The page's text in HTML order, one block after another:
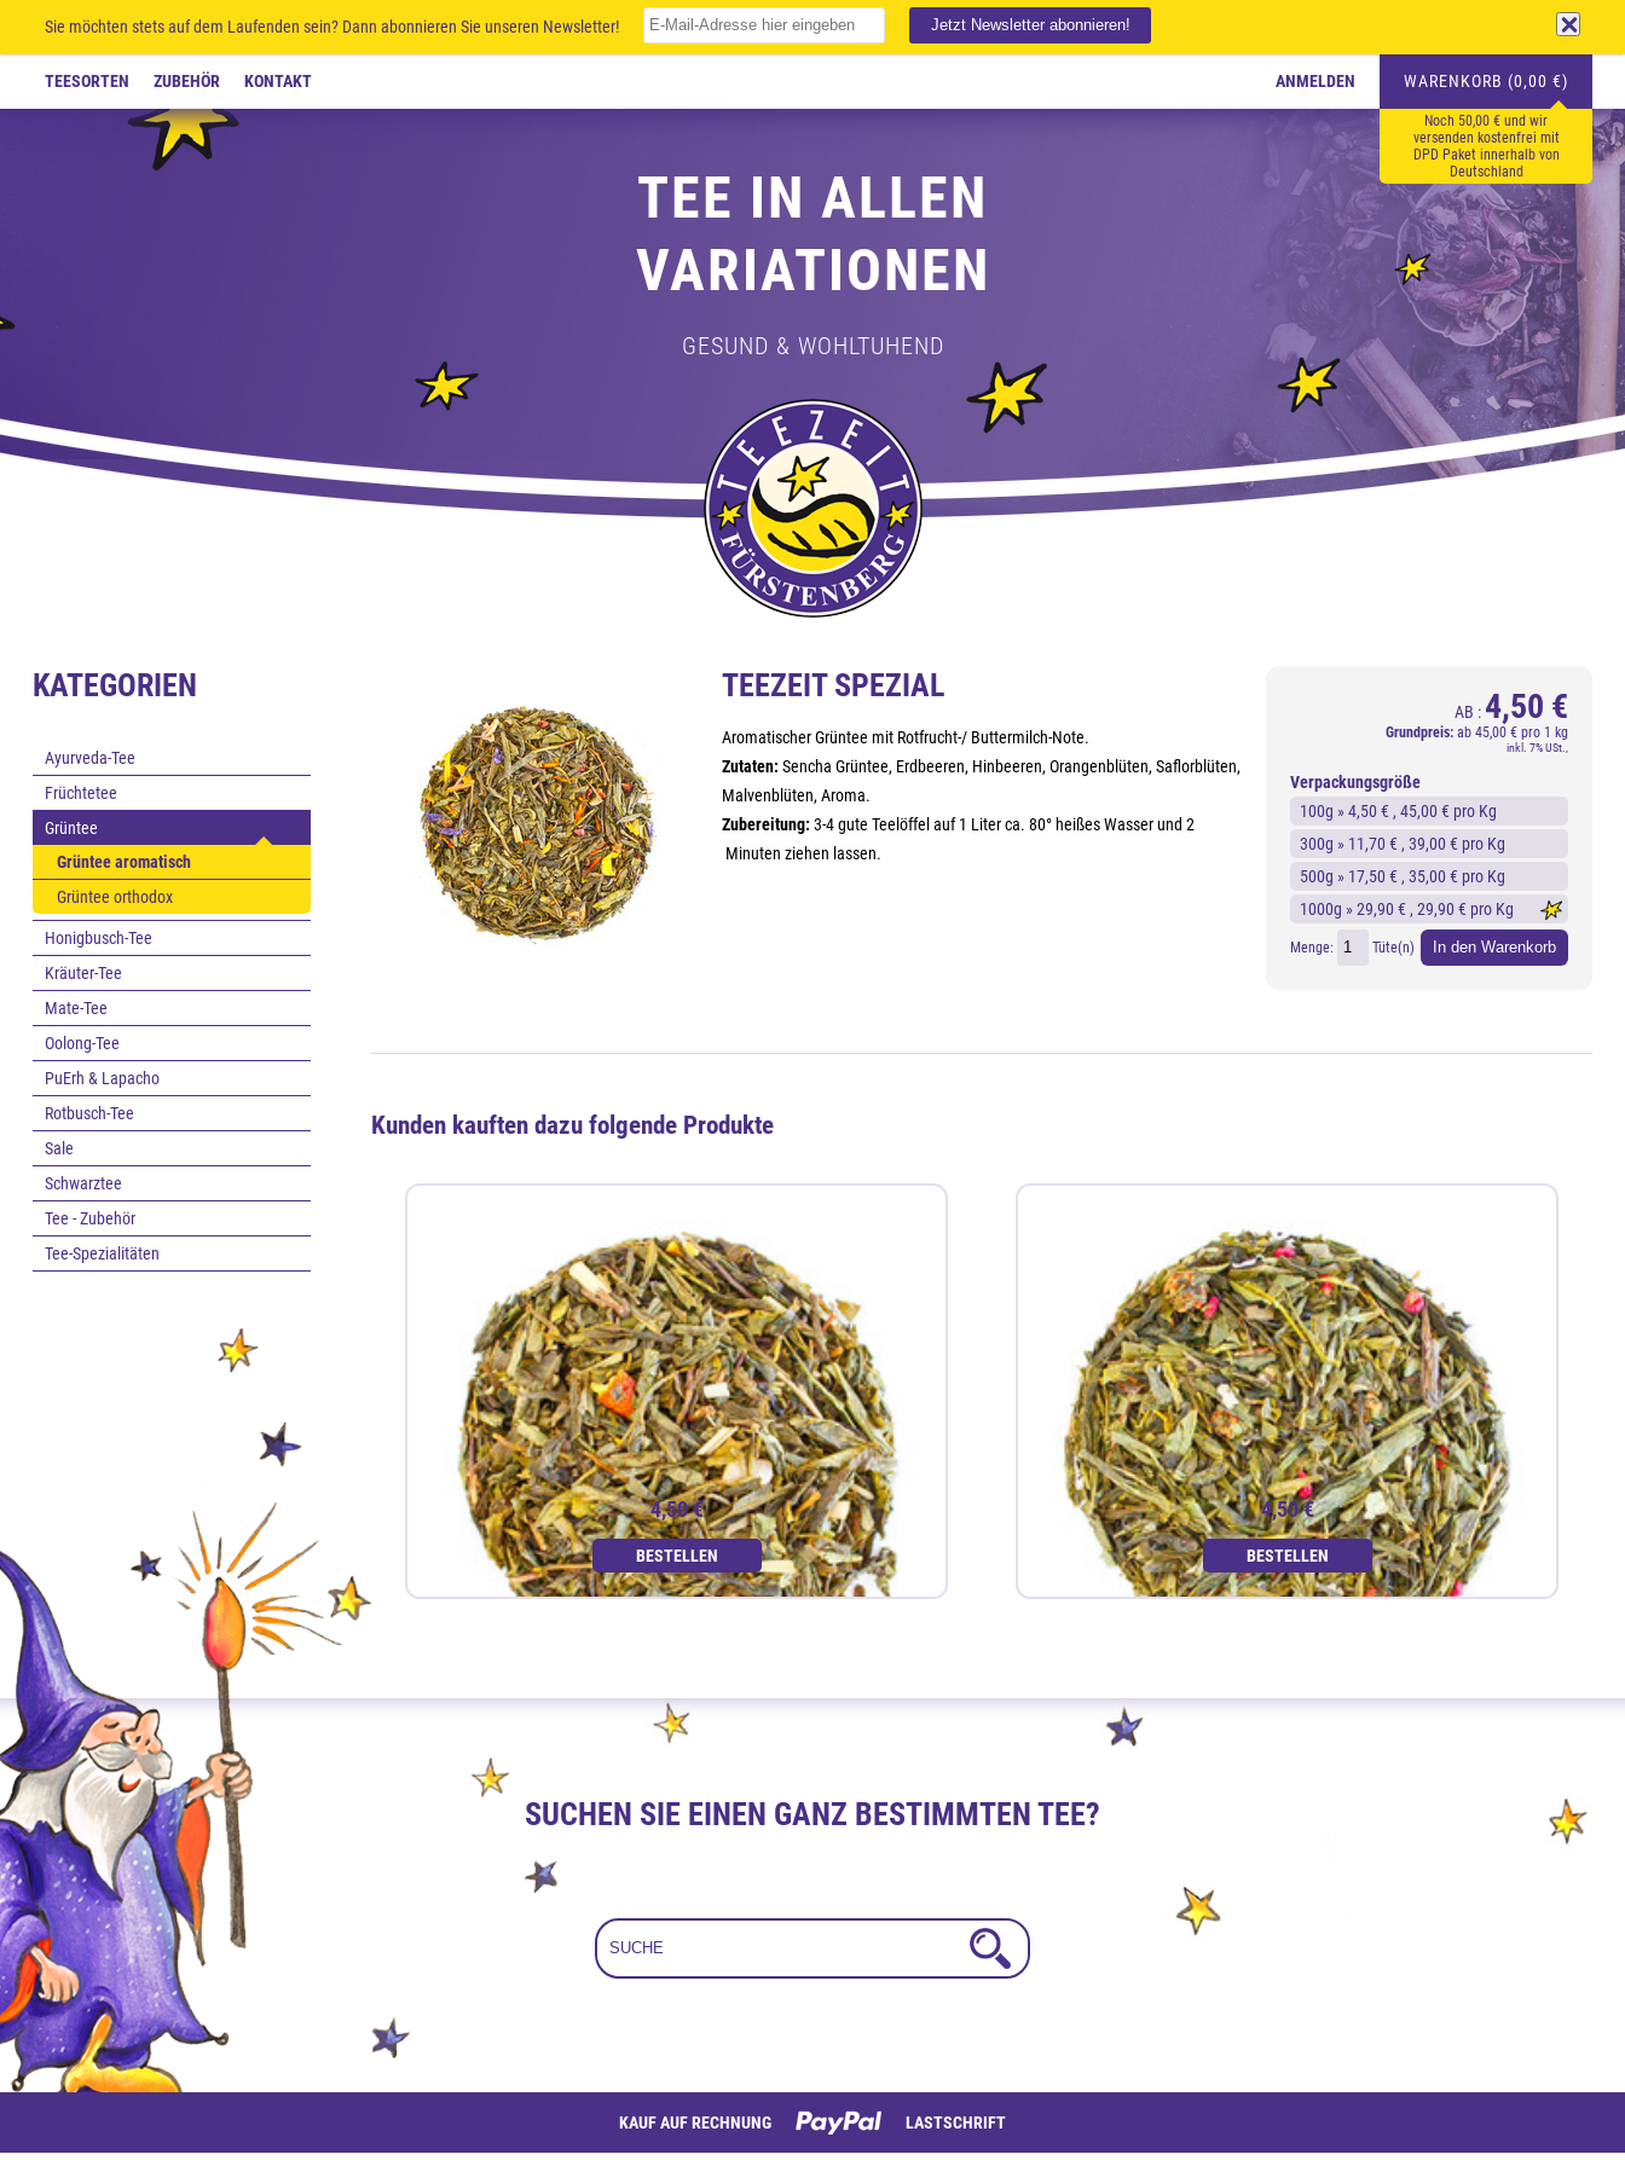
Sie möchten stets auf dem Laufenden sein? Dann abonnieren Sie unseren Newsletter!
TEESORTEN ZUBEHÖR KONTAKT ANMELDEN WARENKORB (0,00 €)
Noch 50,00 € und wir
versenden kostenfrei mit
DPD Paket innerhalb von
Deutschland
TEE IN ALLEN
VARIATIONEN
GESUND & WOHLTUHEND
KATEGORIEN
Ayurveda-Tee
Früchtetee
Grüntee
Grüntee aromatisch
Grüntee orthodox
Honigbusch-Tee
Kräuter-Tee
Mate-Tee
Oolong-Tee
PuErh & Lapacho
Rotbusch-Tee
Sale
Schwarztee
Tee - Zubehör
Tee-Spezialitäten
TEEZEIT SPEZIAL
Aromatischer Grüntee mit Rotfrucht-/ Buttermilch-Note.
Zutaten: Sencha Grüntee, Erdbeeren, Hinbeeren, Orangenblüten, Saflorblüten,
Malvenblüten, Aroma.
Zubereitung: 3-4 gute Teelöffel auf 1 Liter ca. 80° heißes Wasser und 2
Minuten ziehen lassen.
AB : 4,50 €
Grundpreis: ab 45,00 € pro 1 kg
inkl. 7% USt.,
Verpackungsgröße
100g »4,50 € , 45,00 € pro Kg
300g » 11,70 € , 39,00 € pro Kg
500g » 17,50 € , 35,00 € pro Kg
1000g »29,90 € , 29,90 € pro Kg
Menge: Tüte(n) In den Warenkorb
Kunden kauften dazu folgende Produkte
Grüner Sommer 100g
4,50 €
BESTELLEN
4,50 €
BESTELLEN
SUCHEN SIE EINEN GANZ BESTIMMTEN TEE?
KAUF AUF RECHNUNG
LASTSCHRIFT